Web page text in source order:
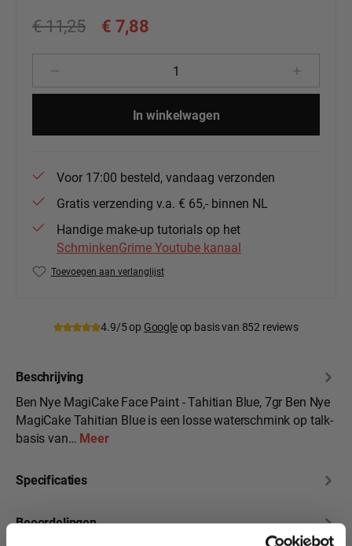
€ 7,88
€ 11,25
Producthoeveelheid: Voer de
In winkelwagen
Voor 17:00 besteld, vandaag verzonden
Gratis verzending v.a. € 65,- binnen NL
Handige make-up tutorials op het
SchminkenGrime Youtube kanaal
Toevoegen aan verlanglijst
4.9/5 op Googleop basis van 852 reviews
Beschrijving
Ben Nye MagiCake Face Paint - Tahitian Blue, 7gr Ben Nye
MagiCake Tahitian Blue is een losse waterschmink op talk-
basis van… Meer
Specificaties
Beoordelingen